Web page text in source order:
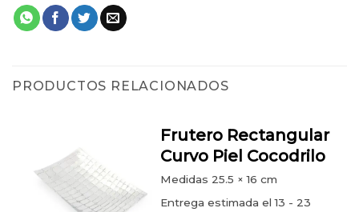
PRODUCTOS RELACIONADOS
Frutero Rectangular
Curvo Piel Cocodrilo
Medidas 25.5 × 16 cm
Entrega estimada el 13 - 23